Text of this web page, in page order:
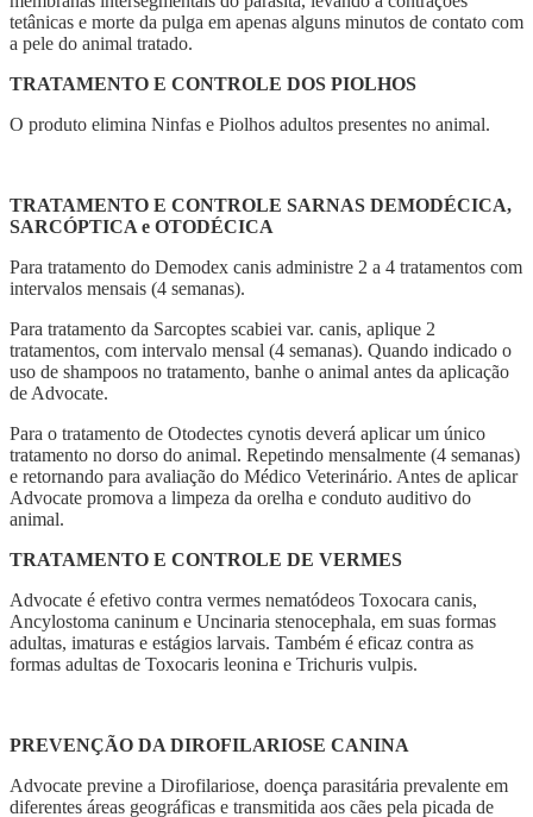
tetânicas e morte da pulga em apenas alguns minutos de contato com
a pele do animal tratado.
TRATAMENTO E CONTROLE DOS PIOLHOS
O produto elimina Ninfas e Piolhos adultos presentes no animal.
TRATAMENTO E CONTROLE SARNAS DEMODÉCICA,
SARCÓPTICA e OTODÉCICA
Para tratamento do Demodex canis administre 2 a 4 tratamentos com
intervalos mensais (4 semanas).
Para tratamento da Sarcoptes scabiei var. canis, aplique 2
tratamentos, com intervalo mensal (4 semanas). Quando indicado o
uso de shampoos no tratamento, banhe o animal antes da aplicação
de Advocate.
Para o tratamento de Otodectes cynotis deverá aplicar um único
tratamento no dorso do animal. Repetindo mensalmente (4 semanas)
e retornando para avaliação do Médico Veterinário. Antes de aplicar
Advocate promova a limpeza da orelha e conduto auditivo do
animal.
TRATAMENTO E CONTROLE DE VERMES
Advocate é efetivo contra vermes nematódeos Toxocara canis,
Ancylostoma caninum e Uncinaria stenocephala, em suas formas
adultas, imaturas e estágios larvais. Também é eficaz contra as
formas adultas de Toxocaris leonina e Trichuris vulpis.
PREVENÇÃO DA DIROFILARIOSE CANINA
Advocate previne a Dirofilariose, doença parasitária prevalente em
diferentes áreas geográficas e transmitida aos cães pela picada de